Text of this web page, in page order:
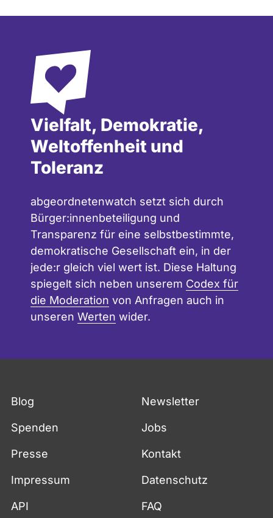
Vielfalt, Demokratie,
Weltoffenheit und
Toleranz
abgeordnetenwatch setzt sich durch
Bürger:innenbeteiligung und
Transparenz für eine selbstbestimmte,
demokratische Gesellschaft ein, in der
jede:r gleich viel wert ist. Diese Haltung
spiegelt sich neben unserem Codex für
die Moderation von Anfragen auch in
unseren Werten wider.
Blog Newsletter
Spenden Jobs
Presse Kontakt
Impressum Datenschutz
API
FAQ